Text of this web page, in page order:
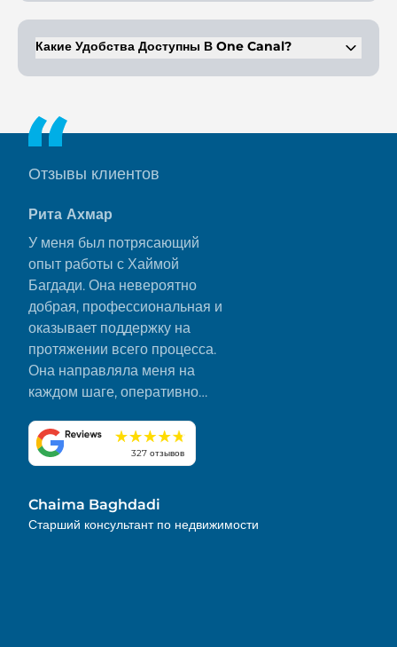
Какие Удобства Доступны В One Canal?
Отзывы клиентов
Рита Ахмар
У меня был потрясающий
опыт работы с Хаймой
Багдади. Она невероятно
добрая, профессиональная и
оказывает поддержку на
протяжении всего процесса.
Она направляла меня на
каждом шаге, оперативно
и сделала все гладко и без
стресса. Я искренне ценю ее
к деталям. Настоятельно
рекомендую!
327 отзывов
Chaima Baghdadi
Старший консультант по недвижимости